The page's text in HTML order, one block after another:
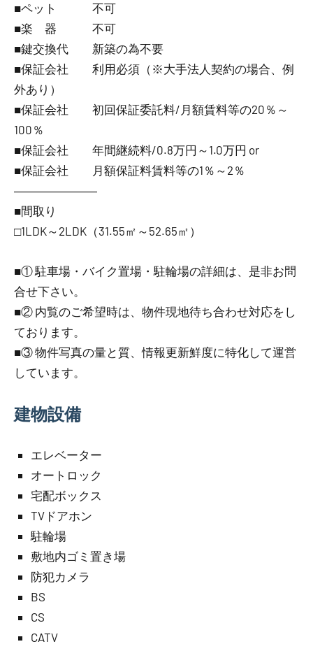
■ペット 不可
■楽 器 不可
■鍵交換代 新築の為不要
■保証会社 利用必須（※大手法人契約の場合、例
外あり）
■保証会社 初回保証委託料/月額賃料等の20％～
100％
■保証会社 年間継続料/0.8万円～1.0万円 or
■保証会社 月額保証料賃料等の1％～2％
―――――――
■間取り
□1LDK～2LDK（31.55㎡～52.65㎡）
■① 駐車場・バイク置場・駐輪場の詳細は、是非お問
合せ下さい。
■② 内覧のご希望時は、物件現地待ち合わせ対応をし
ております。
■③ 物件写真の量と質、情報更新鮮度に特化して運営
しています。
建物設備
エレベーター
オートロック
宅配ボックス
TVドアホン
駐輪場
敷地内ゴミ置き場
防犯カメラ
BS
CS
CATV